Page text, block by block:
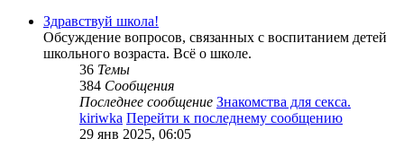
Здравствуй школа!
Обсуждение вопросов, связанных с воспитанием детей
школьного возраста. Всё о школе.
36 Темы
384 Сообщения
Последнее сообщение Знакомства для секса.
kiriwka Перейти к последнему сообщению
29 янв 2025, 06:05